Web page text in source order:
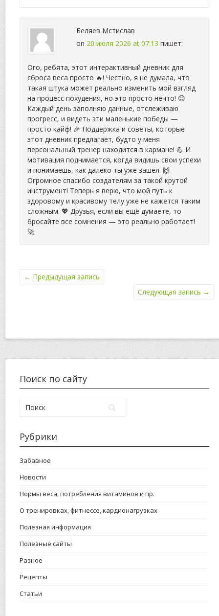
Беляев Мстислав
on 20 июля 2026 at 07:13 пишет:
Ого, ребята, этот интерактивный дневник для
сброса веса просто 🔥! Честно, я не думала, что
такая штука может реально изменить мой взгляд
на процесс похудения, но это просто нечто! 😊
Каждый день заполняю данные, отслеживаю
прогресс, и видеть эти маленькие победы —
просто кайф! 🎉 Поддержка и советы, которые
этот дневник предлагает, будто у меня
персональный тренер находится в кармане! 💪 И
мотивация поднимается, когда видишь свои успехи
и понимаешь, как далеко ты уже зашёл. 🙌
Огромное спасибо создателям за такой крутой
инструмент! Теперь я верю, что мой путь к
здоровому и красивому телу уже не кажется таким
сложным. 💖 Друзья, если вы ещё думаете, то
бросайте все сомнения — это реально работает!
🚀
← Предыдущая запись
Следующая запись →
Поиск по сайту
Рубрики
Забавное
Новости
Нормы веса, потребления витаминов и пр.
О тренировках, фитнессе, кардионагрузках
Полезная информация
Полезные сайты
Разное
Рецепты
Статьи